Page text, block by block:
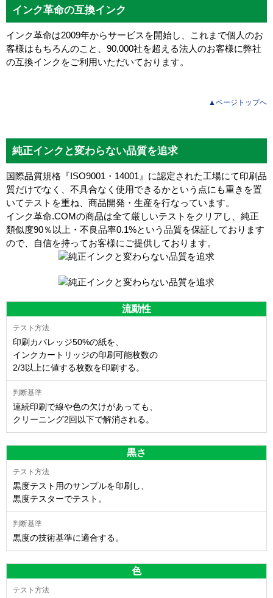
インク革命の互換インク
インク革命は2009年からサービスを開始し、これまで個人のお
客様はもちろんのこと、90,000社を超える法人のお客様に弊社
の互換インクをご利用いただいております。
▲ページトップへ
純正インクと変わらない品質を追求
国際品質規格『ISO9001・14001』に認定された工場にて印刷品
質だけでなく、不具合なく使用できるかという点にも重きを置
いてテストを重ね、商品開発・生産を行なっています。
インク革命.COMの商品は全て厳しいテストをクリアし、 純正
類似度90％以上・不良品率0.1%という品質を保証しております
ので、自信を持ってお客様にご提供しております。
流動性
印刷カバレッジ50%の紙を、
インクカートリッジの印刷可能枚数の
2/3以上に値する枚数を印刷する。
連続印刷で線や色の欠けがあっても、
クリーニング2回以下で解消される。
黒さ
黒度テスト用のサンプルを印刷し、
黒度テスターでテスト。
黒度の技術基準に適合する。
色